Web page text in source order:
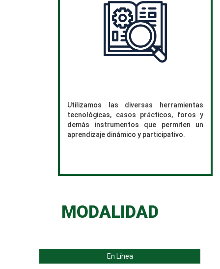
Utilizamos las diversas herramientas
tecnológicas, casos prácticos, foros y
demás instrumentos que permiten un
aprendizaje dinámico y participativo.
MODALIDAD
En Línea